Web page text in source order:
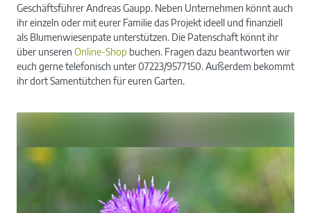
Geschäftsführer Andreas Gaupp. Neben Unternehmen könnt auch
ihr einzeln oder mit eurer Familie das Projekt ideell und finanziell
als Blumenwiesenpate unterstützen. Die Patenschaft könnt ihr
über unseren Online-Shop buchen. Fragen dazu beantworten wir
euch gerne telefonisch unter 07223/9577150. Außerdem bekommt
ihr dort Samentütchen für euren Garten.